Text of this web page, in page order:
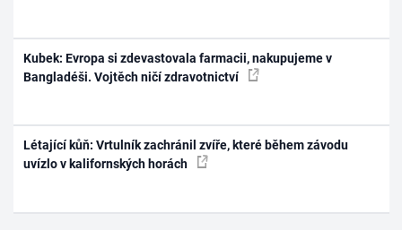
Kubek: Evropa si zdevastovala farmacii, nakupujeme v
Bangladéši. Vojtěch ničí zdravotnictví
Létající kůň: Vrtulník zachránil zvíře, které během závodu
uvízlo v kalifornských horách